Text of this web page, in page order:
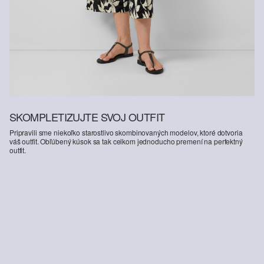
SKOMPLETIZUJTE SVOJ OUTFIT
Pripravili sme niekoľko starostlivo skombinovaných modelov, ktoré dotvoria
váš outfit. Obľúbený kúsok sa tak celkom jednoducho premení na perfektný
outfit.